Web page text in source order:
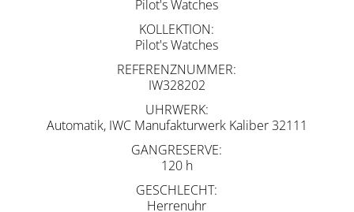
Pilot's Watches
KOLLEKTION
Pilot's Watches
REFERENZNUMMER
IW328202
UHRWERK
Automatik, IWC Manufakturwerk Kaliber 32111
GANGRESERVE
120 h
GESCHLECHT
Herrenuhr